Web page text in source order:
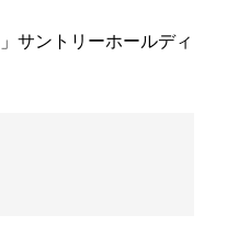
サントリーホールディ